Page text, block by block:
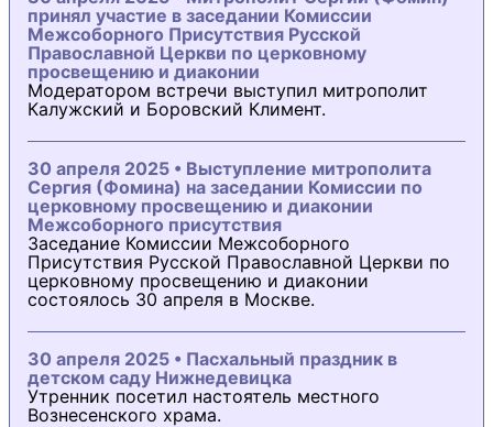
принял участие в заседании Комиссии
Межсоборного Присутствия Русской
Православной Церкви по церковному
просвещению и диаконии
Модератором встречи выступил митрополит
Калужский и Боровский Климент.
30 апреля 2025 • Выступление митрополита
Сергия (Фомина) на заседании Комиссии по
церковному просвещению и диаконии
Межсоборного присутствия
Заседание Комиссии Межсоборного
Присутствия Русской Православной Церкви по
церковному просвещению и диаконии
состоялось 30 апреля в Москве.
30 апреля 2025 • Пасхальный праздник в
детском саду Нижнедевицка
Утренник посетил настоятель местного
Вознесенского храма.